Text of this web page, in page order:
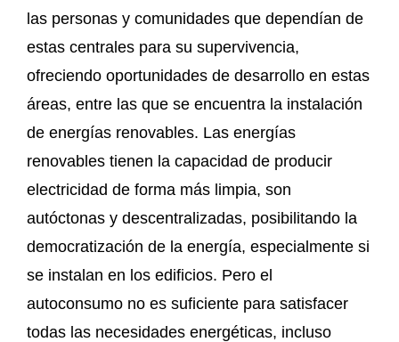
las personas y comunidades que dependían de
estas centrales para su supervivencia,
ofreciendo oportunidades de desarrollo en estas
áreas, entre las que se encuentra la instalación
de energías renovables. Las energías
renovables tienen la capacidad de producir
electricidad de forma más limpia, son
autóctonas y descentralizadas, posibilitando la
democratización de la energía, especialmente si
se instalan en los edificios. Pero el
autoconsumo no es suficiente para satisfacer
todas las necesidades energéticas, incluso